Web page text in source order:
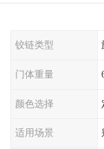
铰链类型
门体重量
颜色选择
适用场景